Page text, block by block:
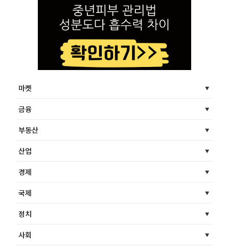
마켓
금융
부동산
산업
경제
국제
정치
사회